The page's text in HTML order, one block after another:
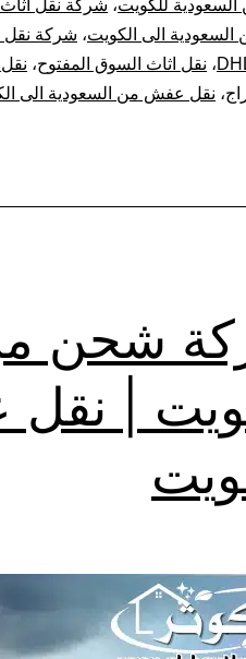
للكويت، شركة نقل اثاث
الى الكويت، شركة نقل
، نقل اثاث السوق المفتوح،
، نقل عفش من السعودية الى
شحن
|